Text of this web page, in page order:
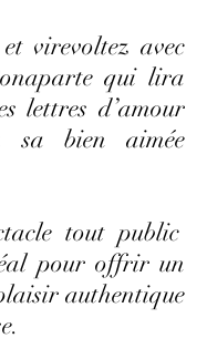
virevoltez avec
qui lira
lettres d’amour
sa bien aimée
tout public
pour offrir un
authentique